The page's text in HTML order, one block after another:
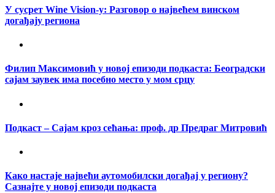
У сусрет Wine Vision-у: Разговор о највећем винском
догађају региона
Филип Максимовић у новој епизоди подкаста: Београдски
сајам заувек има посебно место у мом срцу
Подкаст – Сајам кроз сећања: проф. др Предраг Митровић
Како настаје највећи аутомобилски догађај у региону?
Сазнајте у новој епизоди подкаста